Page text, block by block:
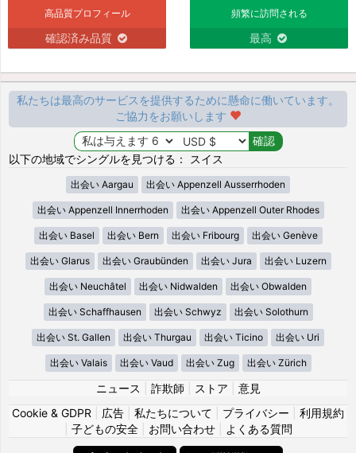
高品質プロフィール
確認済み品質
頻繁に訪問される
最高
私たちは最高のサービスを提供するために懸命に働いています。
ご協力をお願いします
以下の地域でシングルを見つける： スイス
出会い Aargau 出会い Appenzell Ausserrhoden
出会い Appenzell Innerrhoden 出会い Appenzell Outer Rhodes
出会い Basel 出会い Bern 出会い Fribourg 出会い Genève
出会い Glarus 出会い Graubünden 出会い Jura 出会い Luzern
出会い Neuchâtel 出会い Nidwalden 出会い Obwalden
出会い Schaffhausen 出会い Schwyz 出会い Solothurn
出会い St. Gallen 出会い Thurgau 出会い Ticino 出会い Uri
出会い Valais 出会い Vaud 出会い Zug 出会い Zürich
ニュース 詐欺師 ストア
意見
Cookie & GDPR
広告 私たちについて プライバシー
利用規約
子どもの安全| お問い合わせ| よくある質問